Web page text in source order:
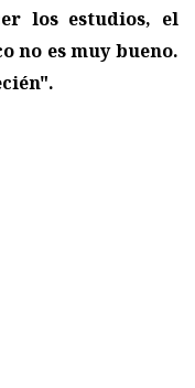
los estudios, el
no es muy bueno.